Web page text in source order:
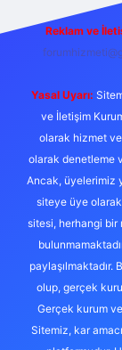
Reklam ve
Yasal Uyarı:
ve İletişim
olarak hizmet
olarak denetleme
Ancak, üyelerimiz
siteye üye
sitesi, herhangi bir
paylaşılmaktadır.
olup, gerçek
Gerçek kurum
Sitemiz, kar